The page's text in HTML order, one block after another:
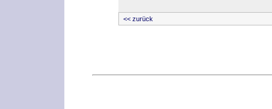
<< zurück